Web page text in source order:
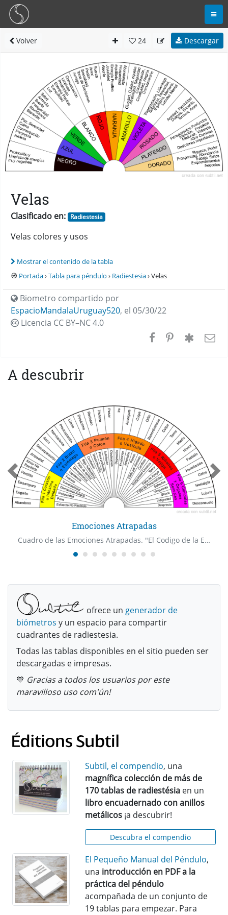
Volver 24 Descargar
Velas
Clasificado en: Radiestesia
Velas colores y usos
Mostrar el contenido de la tabla
🧭 Portada›Tabla para péndulo › Radiestesia› Velas
Biometro compartido por
EspacioMandalaUruguay520, el 05/30/22
Licencia CC BY–NC 4.0
A descubrir
Emociones Atrapadas
Cuadro de las Emociones Atrapadas. "El Codigo de la Emocion" Dr Bradley Nelson
ofrece un generador de
biómetros y un espacio para compartir
cuadrantes de radiestesia.
Todas las tablas disponibles en el sitio pueden ser
descargadas e impresas.
💙 Gracias a todos los usuarios por este
maravilloso uso com'ún!
Subtil, el compendio, una
magnífica colección de más de
170 tablas de radiestésia en un
libro encuadernado con anillos
metálicos ¡a descubrir!
Descubra el compendio
El Pequeño Manual del Péndulo,
una introducción en PDF a la
práctica del péndulo
acompañada de un conjunto de
19 tablas para empezar. Para